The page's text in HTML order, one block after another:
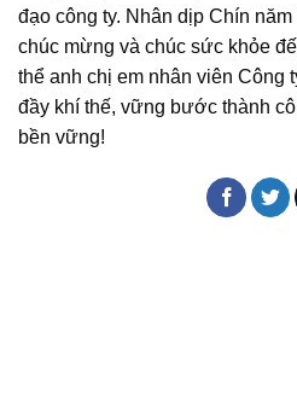
đạo công ty. Nhân dịp Chín
chúc mừng và chúc sức khỏe
thể anh chị em nhân viên Công
đầy khí thế, vững bước thành
bền vững!